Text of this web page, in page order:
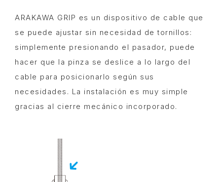
ARAKAWA GRIP es un dispositivo de cable que
se puede ajustar sin necesidad de tornillos:
simplemente presionando el pasador, puede
hacer que la pinza se deslice a lo largo del
cable para posicionarlo según sus
necesidades. La instalación es muy simple
gracias al cierre mecánico incorporado.